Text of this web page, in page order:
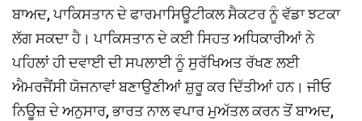
ਬਾਅਦ, ਪਾਕਿਸਤਾਨ ਦੇ ਫਾਰਮਾਸਿਊਟੀਕਲ ਸੈਕਟਰ ਨੂੰ ਵੱਡਾ ਝਟਕਾ
ਲੱਗ ਸਕਦਾ ਹੈ। ਪਾਕਿਸਤਾਨ ਦੇ ਕਈ ਸਿਹਤ ਅਧਿਕਾਰੀਆਂ ਨੇ
ਪਹਿਲਾਂ ਹੀ ਦਵਾਈ ਦੀ ਸਪਲਾਈ ਨੂੰ ਸੁਰੱਖਿਅਤ ਰੱਖਣ ਲਈ
ਐਮਰਜੈਂਸੀ ਯੋਜਨਾਵਾਂ ਬਣਾਉਣੀਆਂ ਸ਼ੁਰੂ ਕਰ ਦਿੱਤੀਆਂ ਹਨ। ਜੀਓ
ਨਿਊਜ਼ ਦੇ ਅਨੁਸਾਰ, ਭਾਰਤ ਨਾਲ ਵਪਾਰ ਮੁਅੱਤਲ ਕਰਨ ਤੋਂ ਬਾਅਦ,